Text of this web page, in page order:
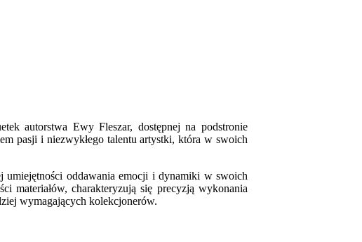
autorstwa Ewy Fleszar, dostępnej na podstronie
pasji i niezwykłego talentu artystki, która w swoich
umiejętności oddawania emocji i dynamiki w swoich
materiałów, charakteryzują się precyzją wykonania
wymagających kolekcjonerów.